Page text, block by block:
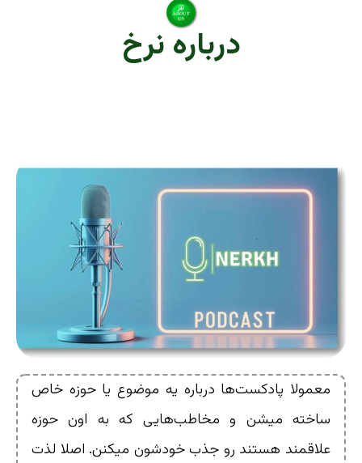
درباره نرخ
معمولا پادکست‌ها درباره یه موضوع یا حوزه خاص
ساخته میشن و مخاطب‌هایی که به اون حوزه
علاقمند هستند رو جذب خودشون میکنن. اصلا لذت